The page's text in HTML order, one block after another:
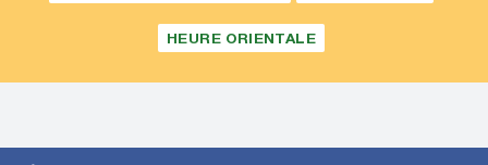
HEURE ORIENTALE